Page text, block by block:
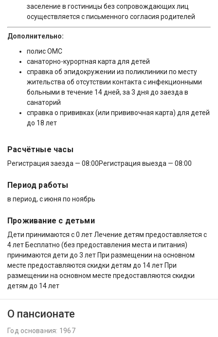
заселение в гостиницы без сопровождающих лиц
осуществляется с письменного согласия родителей
Дополнительно:
полис ОМС
санаторно-курортная карта для детей
справка об эпидокружении из поликлиники по месту
жительства об отсутствии контакта с инфекционными
больными в течение 14 дней, за 3 дня до заезда в
санаторий
справка о прививках (или прививочная карта) для детей
до 18 лет
Расчётные часы
Регистрация заезда — 08:00Регистрация выезда — 08:00
Период работы
в период, с июня по ноябрь
Проживание с детьми
Дети принимаются с 0 лет Лечение детям предоставляется с
4 лет Бесплатно (без предоставления места и питания)
принимаются дети до 3 лет При размещении на основном
месте предоставляются скидки детям до 14 лет При
размещении на основном месте предоставляются скидки
детям до 14 лет
О пансионате
Год основания: 1967